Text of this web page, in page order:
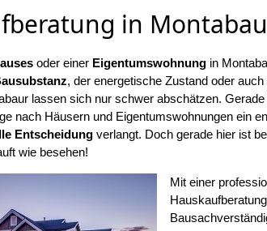
in
oder einer Eigentumswohnungin
, der energetische Zustand oder
lassen sich nur schwer abschätzen.
nach Häusern und Eigentumswohnungen ein
Entscheidungverlangt. Doch gerade hier ist
wie besehen!
Mit einer